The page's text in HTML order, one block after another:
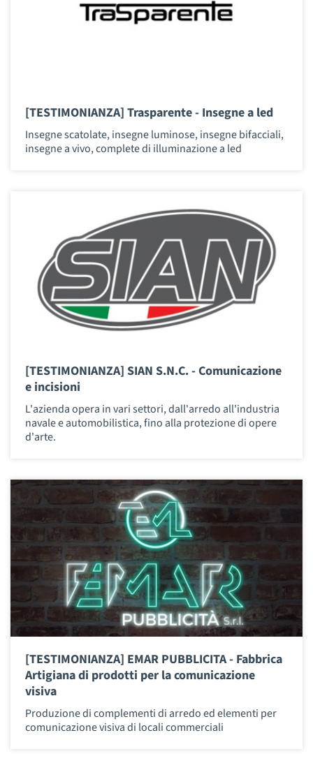
[TESTIMONIANZA] Trasparente - Insegne a led
Insegne scatolate, insegne luminose, insegne bifacciali,
insegne a vivo, complete di illuminazione a led
[TESTIMONIANZA] SIAN S.N.C. - Comunicazione
e incisioni
L'azienda opera in vari settori, dall'arredo all'industria
navale e automobilistica, fino alla protezione di opere
d'arte.
[TESTIMONIANZA] EMAR PUBBLICITA - Fabbrica
Artigiana di prodotti per la comunicazione
visiva
Produzione di complementi di arredo ed elementi per
comunicazione visiva di locali commerciali